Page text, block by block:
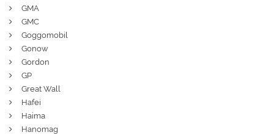
GMA
GMC
Goggomobil
Gonow
Gordon
GP
Great Wall
Hafei
Haima
Hanomag